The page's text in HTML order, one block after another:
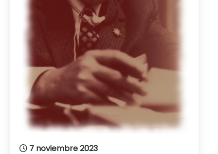
7 noviembre 2023